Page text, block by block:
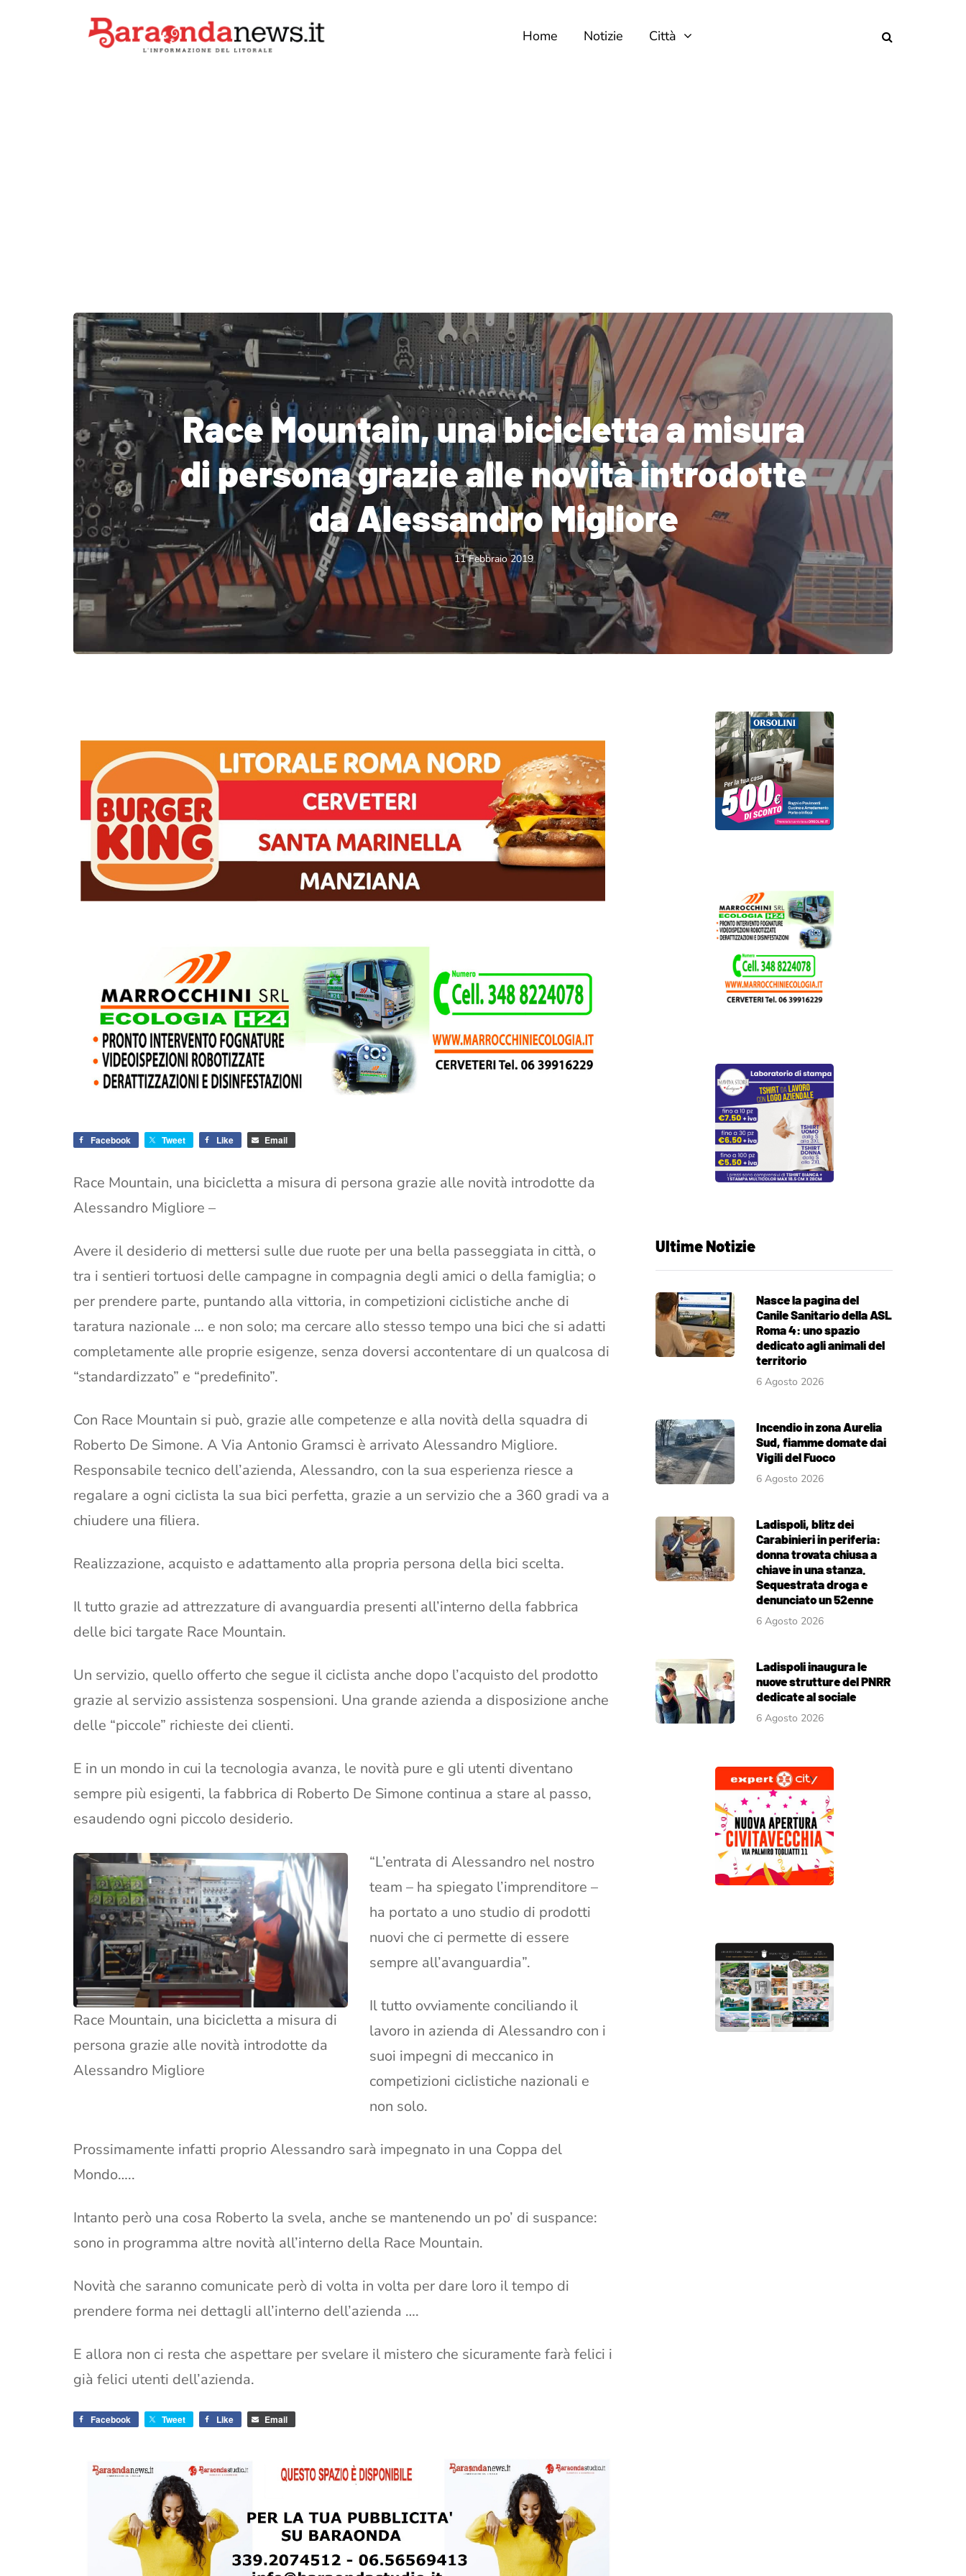
Home Notizie Città
Race Mountain, una bicicletta a misura
di persona grazie alle novità introdotte
da Alessandro Migliore
11 Febbraio 2019
Facebook Tweet Like Email
Race Mountain, una bicicletta a misura di persona grazie alle novità introdotte da
Alessandro Migliore –
Avere il desiderio di mettersi sulle due ruote per una bella passeggiata in città, o
tra i sentieri tortuosi delle campagne in compagnia degli amici o della famiglia; o
per prendere parte, puntando alla vittoria, in competizioni ciclistiche anche di
taratura nazionale … e non solo; ma cercare allo stesso tempo una bici che si adatti
completamente alle proprie esigenze, senza doversi accontentare di un qualcosa di
“standardizzato” e “predefinito”.
Con Race Mountain si può, grazie alle competenze e alla novità della squadra di
Roberto De Simone. A Via Antonio Gramsci è arrivato Alessandro Migliore.
Responsabile tecnico dell’azienda, Alessandro, con la sua esperienza riesce a
regalare a ogni ciclista la sua bici perfetta, grazie a un servizio che a 360 gradi va a
chiudere una filiera.
Realizzazione, acquisto e adattamento alla propria persona della bici scelta.
Il tutto grazie ad attrezzature di avanguardia presenti all’interno della fabbrica
delle bici targate Race Mountain.
Un servizio, quello offerto che segue il ciclista anche dopo l’acquisto del prodotto
grazie al servizio assistenza sospensioni. Una grande azienda a disposizione anche
delle “piccole” richieste dei clienti.
E in un mondo in cui la tecnologia avanza, le novità pure e gli utenti diventano
sempre più esigenti, la fabbrica di Roberto De Simone continua a stare al passo,
esaudendo ogni piccolo desiderio.
Race Mountain, una bicicletta a misura di
persona grazie alle novità introdotte da
Alessandro Migliore
“L’entrata di Alessandro nel nostro
team – ha spiegato l’imprenditore –
ha portato a uno studio di prodotti
nuovi che ci permette di essere
sempre all’avanguardia”.
Il tutto ovviamente conciliando il
lavoro in azienda di Alessandro con i
suoi impegni di meccanico in
competizioni ciclistiche nazionali e
non solo.
Prossimamente infatti proprio Alessandro sarà impegnato in una Coppa del
Mondo…..
Intanto però una cosa Roberto la svela, anche se mantenendo un po’ di suspance:
sono in programma altre novità all’interno della Race Mountain.
Novità che saranno comunicate però di volta in volta per dare loro il tempo di
prendere forma nei dettagli all’interno dell’azienda ….
E allora non ci resta che aspettare per svelare il mistero che sicuramente farà felici i
già felici utenti dell’azienda.
Facebook Tweet Like Email
Ultime Notizie
Nasce la pagina del
Canile Sanitario della ASL
Roma 4: uno spazio
dedicato agli animali del
territorio
6 Agosto 2026
Incendio in zona Aurelia
Sud, fiamme domate dai
Vigili del Fuoco
6 Agosto 2026
Ladispoli, blitz dei
Carabinieri in periferia:
donna trovata chiusa a
chiave in una stanza.
Sequestrata droga e
denunciato un 52enne
6 Agosto 2026
Ladispoli inaugura le
nuove strutture del PNRR
dedicate al sociale
6 Agosto 2026